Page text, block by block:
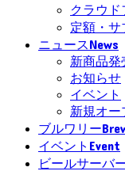
クラウ
定額・サ
ニュースNews
新商品発
お知らせ
イベント
新規オー
ブルワリー
イベント Event
ビールサーバ